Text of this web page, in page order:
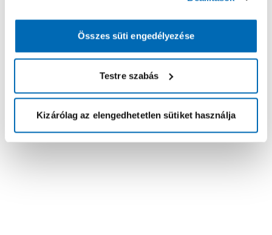
Összes süti engedélyezése
Testre szabás
Kizárólag az elengedhetetlen sütiket használja